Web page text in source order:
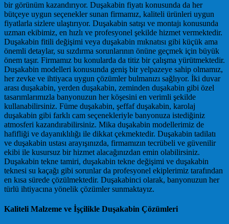
bir görünüm kazandırıyor. Duşakabin fiyatı konusunda da her
bütçeye uygun seçenekler sunan firmamız, kaliteli ürünleri uygun
fiyatlarla sizlere ulaştırıyor. Duşakabin satışı ve montajı konusunda
uzman ekibimiz, en hızlı ve profesyonel şekilde hizmet vermektedir.
Duşakabin fitili değişimi veya duşakabin mıknatısı gibi küçük ama
önemli detaylar, su sızdırma sorunlarının önüne geçmek için büyük
önem taşır. Firmamız bu konularda da titiz bir çalışma yürütmektedir.
Duşakabin modelleri konusunda geniş bir yelpazeye sahip olmamız,
her zevke ve ihtiyaca uygun çözümler bulmanızı sağlıyor. İki duvar
arası duşakabin, yerden duşakabin, zeminden duşakabin gibi özel
tasarımlarımızla banyonuzun her köşesini en verimli şekilde
kullanabilirsiniz. Füme duşakabin, şeffaf duşakabin, karolaj
duşakabin gibi farklı cam seçenekleriyle banyonuza istediğiniz
atmosferi kazandırabilirsiniz. Mika duşakabin modellerimiz de
hafifliği ve dayanıklılığı ile dikkat çekmektedir. Duşakabin tadilatı
ve duşakabin ustası arayışınızda, firmamızın tecrübeli ve güvenilir
ekibi ile kusursuz bir hizmet alacağınızdan emin olabilirsiniz.
Duşakabin tekne tamiri, duşakabin tekne değişimi ve duşakabin
teknesi su kaçağı gibi sorunlar da profesyonel ekiplerimiz tarafından
en kısa sürede çözülmektedir. Duşakabinci olarak, banyonuzun her
türlü ihtiyacına yönelik çözümler sunmaktayız.
Kaliteli Malzeme ve İşçilikle Duşakabin Çözümleri